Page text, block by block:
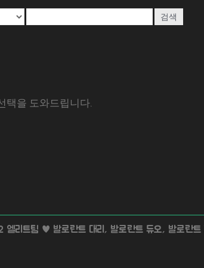
검색
택을 도와드립니다.
트팀 ♥ 발로란트 대리, 발로란트 듀오, 발로란트